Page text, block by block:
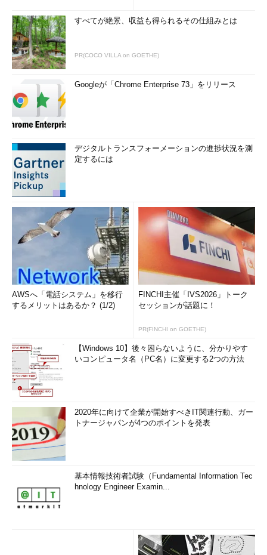
すべてが絶景、収益も得られるその仕組みとは
PR(COCO VILLA on GOETHE)
Googleが「Chrome Enterprise 73」をリリース
デジタルトランスフォーメーションの進捗状況を測
定するには
AWSへ「電話システム」を移行
するメリットはあるか？ (1/2)
FINCHI主催「IVS2026」トーク
セッションが話題に！
PR(FINCHI on GOETHE)
【Windows 10】後々困らないように、分かりやす
いコンピュータ名（PC名）に変更する2つの方法
2020年に向けて企業が開始すべきIT関連行動、ガー
トナージャパンが4つのポイントを発表
基本情報技術者試験（Fundamental Information Tec
hnology Engineer Examin...